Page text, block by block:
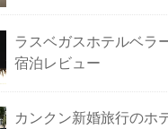
ラスベガスホテルベラ
宿泊レビュー
カンクン新婚旅行のホ